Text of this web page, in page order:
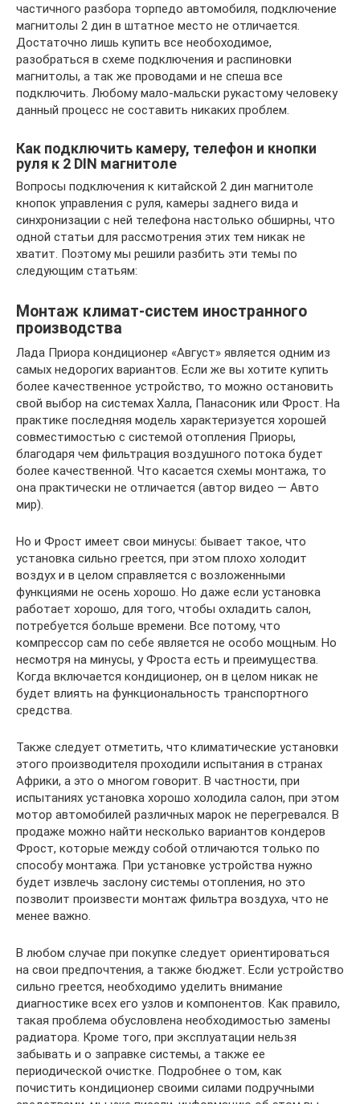
частичного разбора торпедо автомобиля, подключение
магнитолы 2 дин в штатное место не отличается.
Достаточно лишь купить все необоходимое,
разобраться в схеме подключения и распиновки
магнитолы, а так же проводами и не спеша все
подключить. Любому мало-мальски рукастому человеку
данный процесс не составить никаких проблем.
Как подключить камеру, телефон и кнопки
руля к 2 DIN магнитоле
Вопросы подключения к китайской 2 дин магнитоле
кнопок управления с руля, камеры заднего вида и
синхронизации с ней телефона настолько обширны, что
одной статьи для рассмотрения этих тем никак не
хватит. Поэтому мы решили разбить эти темы по
следующим статьям:
Монтаж климат-систем иностранного
производства
Лада Приора кондиционер «Август» является одним из
самых недорогих вариантов. Если же вы хотите купить
более качественное устройство, то можно остановить
свой выбор на системах Халла, Панасоник или Фрост. На
практике последняя модель характеризуется хорошей
совместимостью с системой отопления Приоры,
благодаря чем фильтрация воздушного потока будет
более качественной. Что касается схемы монтажа, то
она практически не отличается (автор видео — Авто
мир).
Но и Фрост имеет свои минусы: бывает такое, что
установка сильно греется, при этом плохо холодит
воздух и в целом справляется с возложенными
функциями не осень хорошо. Но даже если установка
работает хорошо, для того, чтобы охладить салон,
потребуется больше времени. Все потому, что
компрессор сам по себе является не особо мощным. Но
несмотря на минусы, у Фроста есть и преимущества.
Когда включается кондиционер, он в целом никак не
будет влиять на функциональность транспортного
средства.
Также следует отметить, что климатические установки
этого производителя проходили испытания в странах
Африки, а это о многом говорит. В частности, при
испытаниях установка хорошо холодила салон, при этом
мотор автомобилей различных марок не перегревался. В
продаже можно найти несколько вариантов кондеров
Фрост, которые между собой отличаются только по
способу монтажа. При установке устройства нужно
будет извлечь заслону системы отопления, но это
позволит произвести монтаж фильтра воздуха, что не
менее важно.
В любом случае при покупке следует ориентироваться
на свои предпочтения, а также бюджет. Если устройство
сильно греется, необходимо уделить внимание
диагностике всех его узлов и компонентов. Как правило,
такая проблема обусловлена необходимостью замены
радиатора. Кроме того, при эксплуатации нельзя
забывать и о заправке системы, а также ее
периодической очистке. Подробнее о том, как
почистить кондиционер своими силами подручными